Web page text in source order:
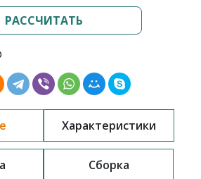
РАССЧИТАТЬ
Характеристики
Сборка